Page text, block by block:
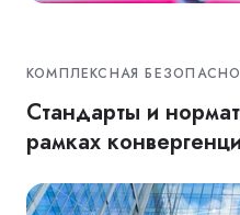
КОМПЛЕКСНАЯ
Стандарты и
рамках